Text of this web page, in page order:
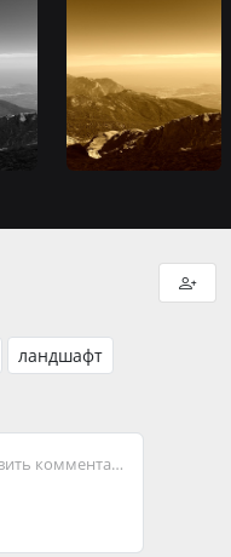
ландшафт
Авторизуйтесь, чтобы оставить комментарий